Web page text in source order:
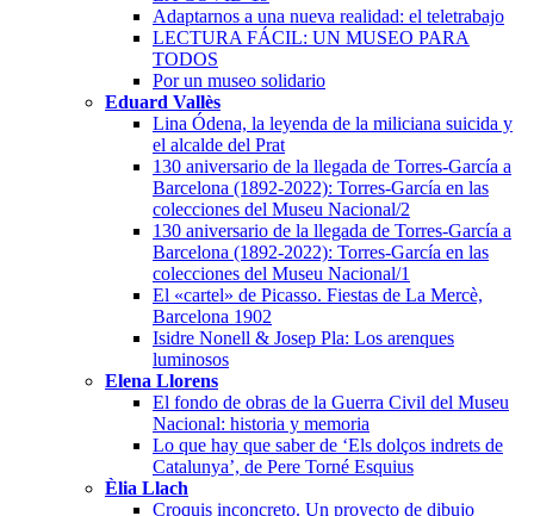
Adaptarnos a una nueva realidad: el teletrabajo
LECTURA FÁCIL: UN MUSEO PARA
TODOS
Por un museo solidario
Eduard Vallès
Lina Ódena, la leyenda de la miliciana suicida y
el alcalde del Prat
130 aniversario de la llegada de Torres-García a
Barcelona (1892-2022): Torres-García en las
colecciones del Museu Nacional/2
130 aniversario de la llegada de Torres-García a
Barcelona (1892-2022): Torres-García en las
colecciones del Museu Nacional/1
El «cartel» de Picasso. Fiestas de La Mercè,
Barcelona 1902
Isidre Nonell & Josep Pla: Los arenques
luminosos
Elena Llorens
El fondo de obras de la Guerra Civil del Museu
Nacional: historia y memoria
Lo que hay que saber de ‘Els dolços indrets de
Catalunya’, de Pere Torné Esquius
Èlia Llach
Croquis inconcreto. Un proyecto de dibujo